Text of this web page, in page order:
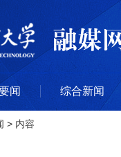
闻 综合新闻
> 内容